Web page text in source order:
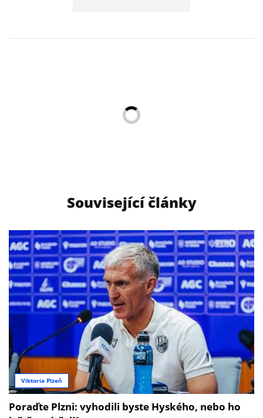
Související články
Viktoria Plzeň
Poraďte Plzni: vyhodili byste Hyského, nebo ho